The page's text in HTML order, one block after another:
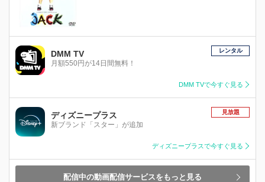
DMM TV
月額550円が14日間無料！
レンタル
DMM TVで今すぐ見る
ディズニープラス
新ブランド「スター」が追加
見放題
ディズニープラスで今すぐ見る
配信中の動画配信サービスをもっと見る